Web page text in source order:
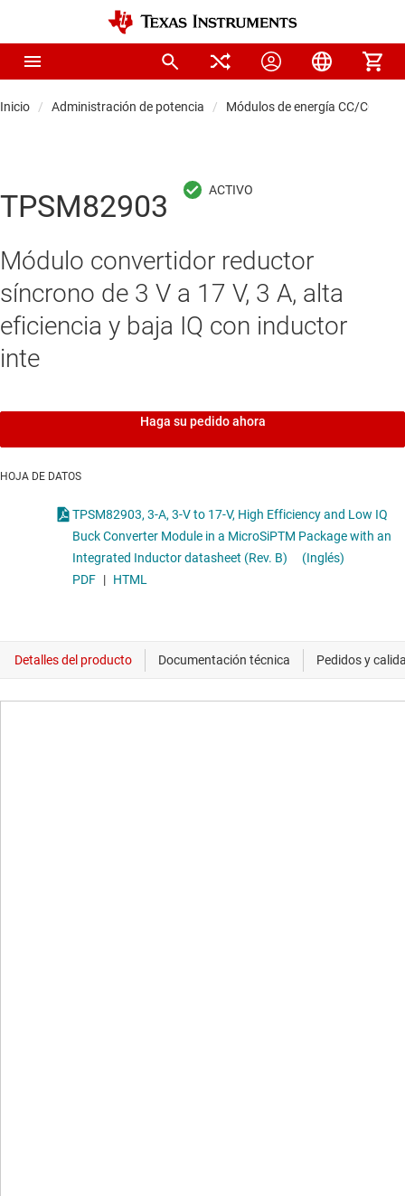
Inicio Administración de potencia Módulos de energía CC/CC
TPSM82903
Módulo convertidor reductor
síncrono de 3 V a 17 V, 3 A, alta
eficiencia y baja IQ con inductor
inte
Haga su pedido ahora
HOJA DE DATOS
TPSM82903, 3-A, 3-V to 17-V, High Efficiency and Low IQ
Buck Converter Module in a MicroSiPTM Package with an
Integrated Inductor datasheet (Rev. B)
(Inglés)
PDF | HTML